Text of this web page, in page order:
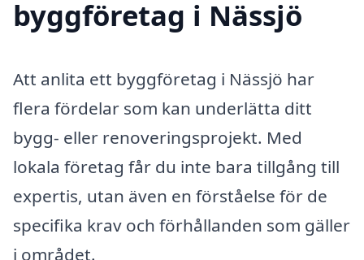
byggföretag i Nässjö
Att anlita ett byggföretag i Nässjö har
flera fördelar som kan underlätta ditt
bygg- eller renoveringsprojekt. Med
lokala företag får du inte bara tillgång till
expertis, utan även en förståelse för de
specifika krav och förhållanden som gäller
i området.